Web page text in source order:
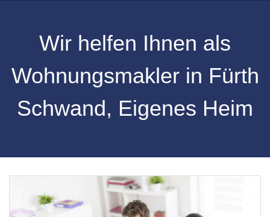
Wir helfen Ihnen als
Wohnungsmakler in Fürth
Schwand, Eigenes Heim